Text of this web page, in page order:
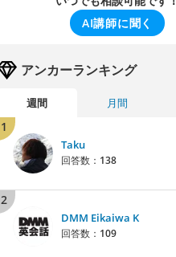
AI講師に聞く
アンカーランキング
週間 月間
1
Taku
回答数： 138
2
DMM Eikaiwa K
回答数： 109